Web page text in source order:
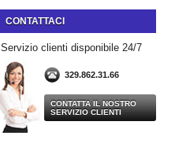
CONTATTACI
Servizio clienti disponibile 24/7
329.862.31.66
CONTATTA IL NOSTRO
SERVIZIO CLIENTI